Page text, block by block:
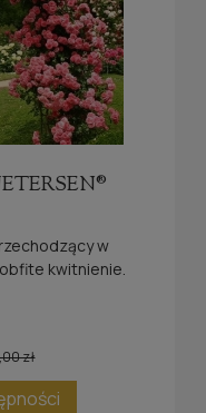
w
kwitnienie.
pnąca.
zł